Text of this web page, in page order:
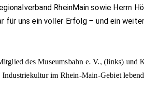
RheinMain sowie Herrn
für uns ein voller Erfolg – und ein
des Museumsbahn e. V., (links)
Industriekultur im Rhein-Main-Gebiet